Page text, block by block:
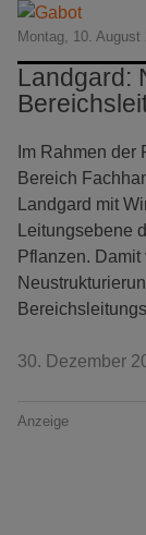
Montag, 10. August
Landgard:
Im Rahmen
Bereich
Landgard mit
Leitungsebene
Pflanzen.
30. Dezember
Anzeige